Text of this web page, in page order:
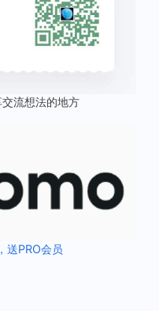
流想法的地方
送PRO会员